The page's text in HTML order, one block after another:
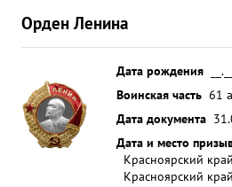
Орден Ленина
Дата рождения
Воинская часть 61
Дата документа
Дата и место
Красноярский
Красноярский